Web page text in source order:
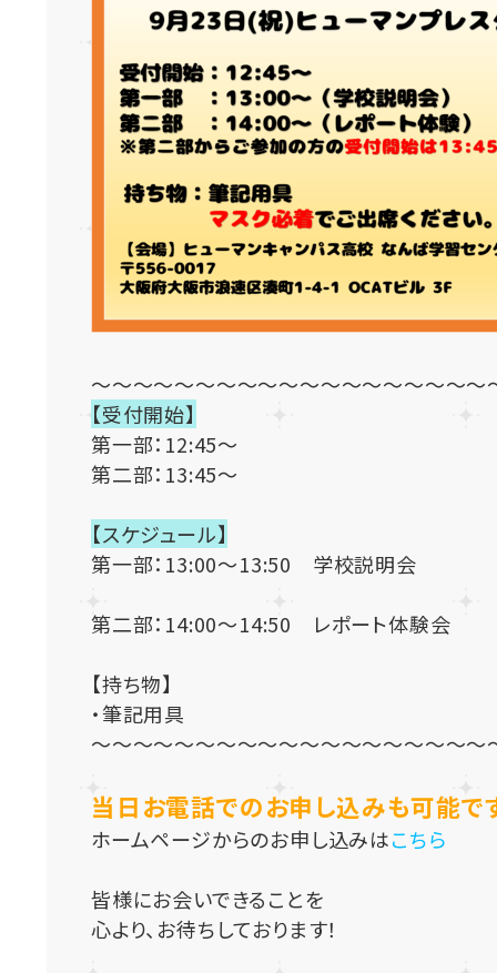
～～～～～～～～～～～～～～～～～～～
【受付開始】
第一部：12:45～
第二部：13:45～
【スケジュール】
第一部：13:00～13:50 学校説明会
第二部：14:00～14:50 レポート体験会
【持ち物】
・筆記用具
～～～～～～～～～～～～～～～～～～～
当日お電話でのお申し込みも可能で
ホームページからのお申し込みはこちら
皆様にお会いできることを
心より、お待ちしております！